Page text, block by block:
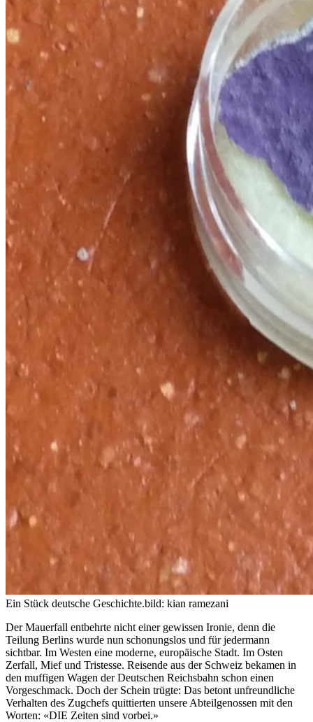
Ein Stück deutsche Geschichte.bild: kian ramezani
Der Mauerfall entbehrte nicht einer gewissen Ironie, denn die
Teilung Berlins wurde nun schonungslos und für jedermann
sichtbar. Im Westen eine moderne, europäische Stadt. Im Osten
Zerfall, Mief und Tristesse. Reisende aus der Schweiz bekamen in
den muffigen Wagen der Deutschen Reichsbahn schon einen
Vorgeschmack. Doch der Schein trügte: Das betont unfreundliche
Verhalten des Zugchefs quittierten unsere Abteilgenossen mit den
Worten: «DIE Zeiten sind vorbei.»